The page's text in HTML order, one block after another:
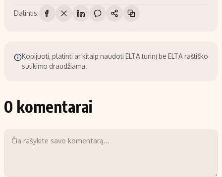
Dalintis:
Kopijuoti, platinti ar kitaip naudoti ELTA turinį be ELTA raštiško
sutikimo draudžiama.
0 komentarai